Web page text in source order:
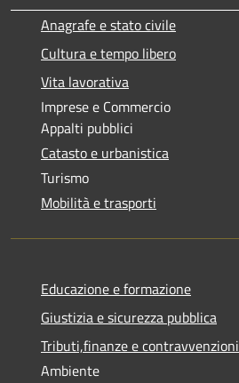
Anagrafe e stato civile
Cultura e tempo libero
Vita lavorativa
Imprese e Commercio
Appalti pubblici
Catasto e urbanistica
Turismo
Mobilità e trasporti
Educazione e formazione
Giustizia e sicurezza pubblica
Tributi,finanze e contravvenzioni
Ambiente